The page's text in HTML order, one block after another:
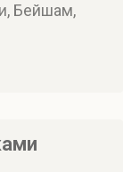
Бейшам,